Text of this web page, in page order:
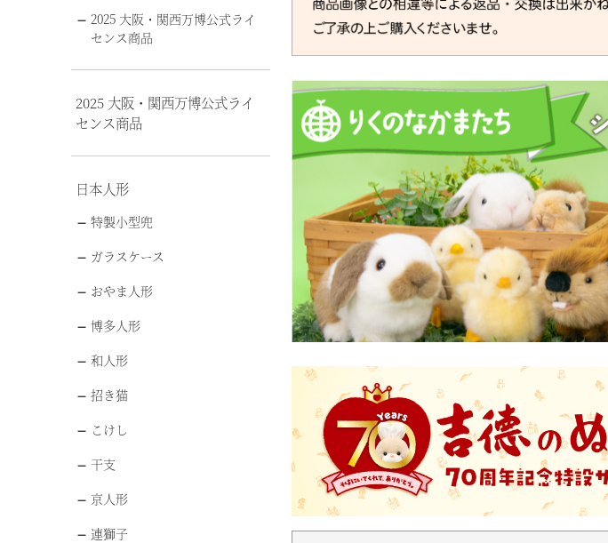
2025 大阪・関西万博公式ライ
センス商品
2025 大阪・関西万博公式ライ
センス商品
日本人形
特製小型兜
ガラスケース
おやま人形
博多人形
和人形
招き猫
こけし
干支
京人形
連獅子